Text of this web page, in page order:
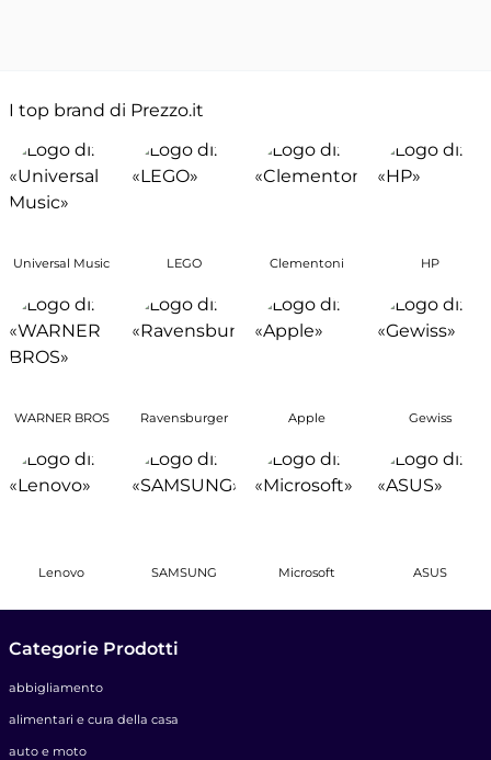
I top brand di Prezzo.it
Universal Music LEGO Clementoni HP
WARNER BROS Ravensburger Apple Gewiss
Lenovo SAMSUNG Microsoft ASUS
Categorie Prodotti
abbigliamento
alimentari e cura della casa
auto e moto